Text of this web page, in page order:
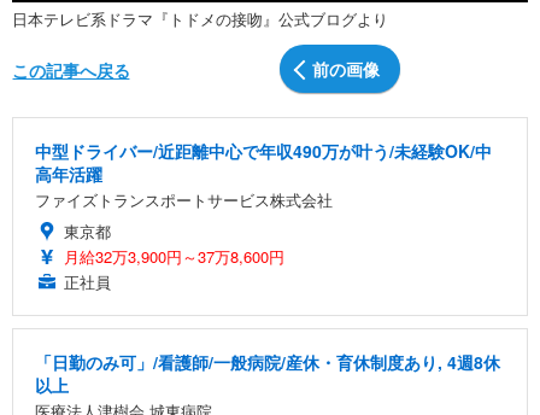
日本テレビ系ドラマ『トドメの接吻』公式ブログより
前の画像
この記事へ戻る
中型ドライバー/近距離中心で年収490万が叶う/未経験OK/中
高年活躍
ファイズトランスポートサービス株式会社
東京都
月給32万3,900円～37万8,600円
正社員
「日勤のみ可」/看護師/一般病院/産休・育休制度あり, 4週8休
以上
医療法人津樹会 城東病院